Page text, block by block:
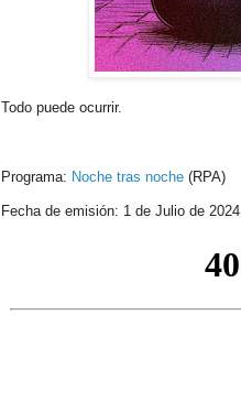
Todo puede ocurrir.
Programa: Noche tras noche (RPA)
Fecha de emisión: 1 de Julio de 2024